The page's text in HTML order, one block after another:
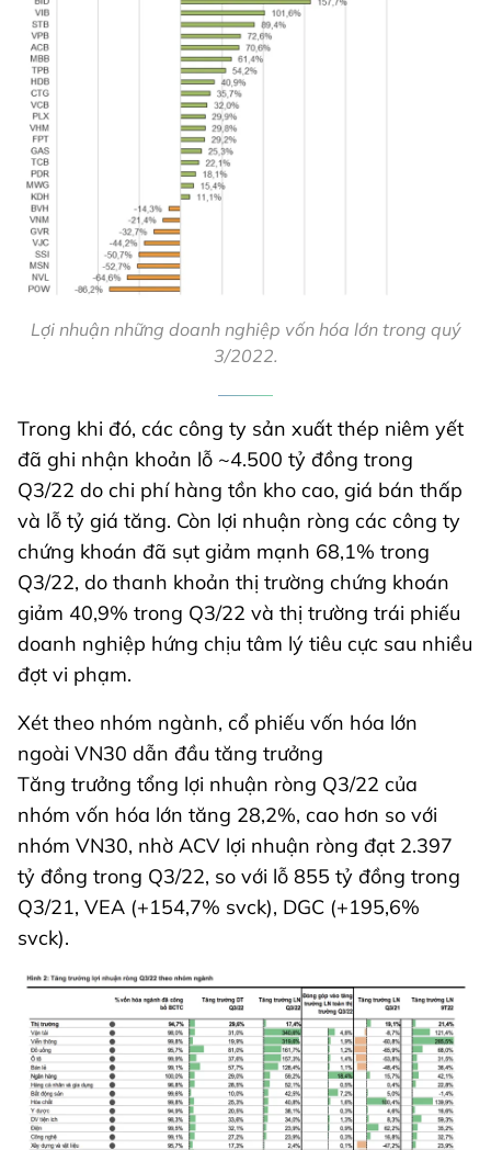
Lợi nhuận những doanh nghiệp vốn hóa lớn trong quý
3/2022.
Trong khi đó, các công ty sản xuất thép niêm yết
đã ghi nhận khoản lỗ ~4.500 tỷ đồng trong
Q3/22 do chi phí hàng tồn kho cao, giá bán thấp
và lỗ tỷ giá tăng. Còn lợi nhuận ròng các công ty
chứng khoán đã sụt giảm mạnh 68,1% trong
Q3/22, do thanh khoản thị trường chứng khoán
giảm 40,9% trong Q3/22 và thị trường trái phiếu
doanh nghiệp hứng chịu tâm lý tiêu cực sau nhiều
đợt vi phạm.
Xét theo nhóm ngành, cổ phiếu vốn hóa lớn
ngoài VN30 dẫn đầu tăng trưởng
Tăng trưởng tổng lợi nhuận ròng Q3/22 của
nhóm vốn hóa lớn tăng 28,2%, cao hơn so với
nhóm VN30, nhờ ACV lợi nhuận ròng đạt 2.397
tỷ đồng trong Q3/22, so với lỗ 855 tỷ đồng trong
Q3/21, VEA (+154,7% svck), DGC (+195,6%
svck).